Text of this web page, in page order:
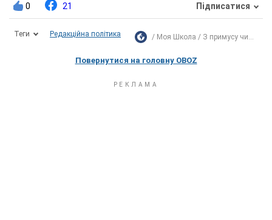
0 21 Підписатися
Теги Редакційна політика Моя Школа З примусу чи...
Повернутися на головну OBOZ